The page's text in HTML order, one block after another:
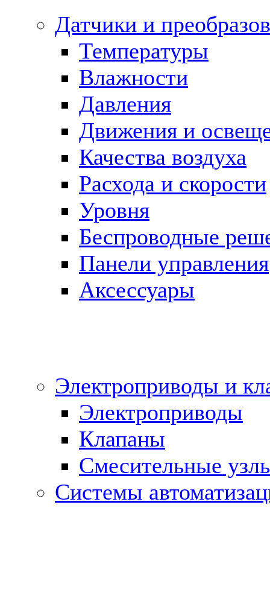
Датчики и
Температуры
Влажности
Давления
Движения и
Качества воздуха
Расхода и скорости
Уровня
Беспроводные
Панели управления
Аксессуары
Электроприводы и
Электроприводы
Клапаны
Cмесительные
Системы